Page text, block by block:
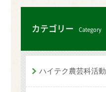
カテゴリー Category
ハイテク農芸科活動